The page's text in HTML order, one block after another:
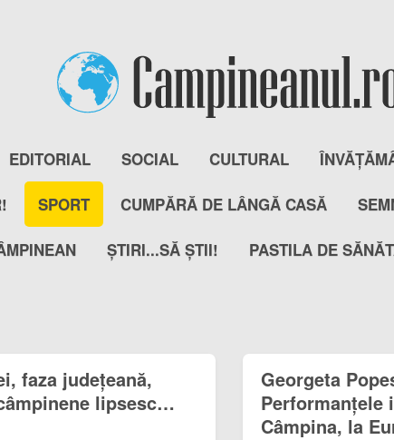
EDITORIAL SOCIAL CULTURAL
SPORT CUMPĂRĂ DE LÂNGĂ CASĂ
ȘTIRI...SĂ ȘTII! PASTILA DE
faza județeană,
lipsesc…
Georgeta
Performanțele
Câmpina, la